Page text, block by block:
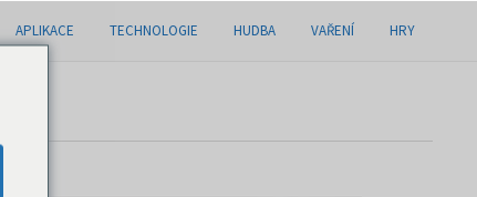
APLIKACE TECHNOLOGIE HUDBA VAŘENÍ HRY